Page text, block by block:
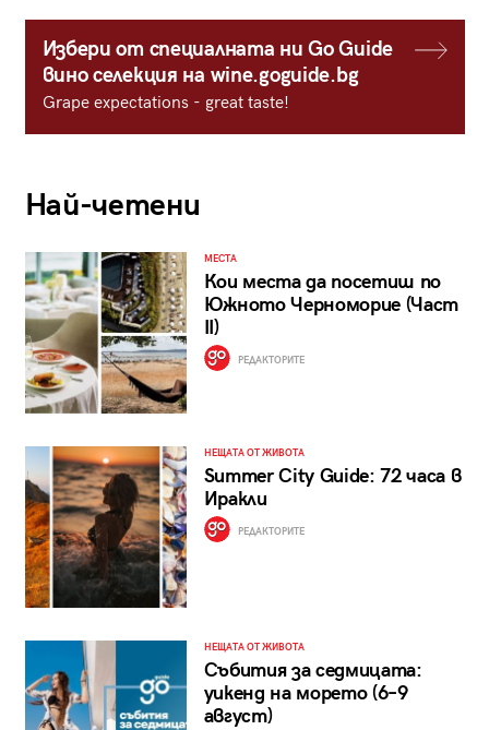
Избери от специалната ни Go Guide
вино селекция на wine.goguide.bg
Grape expectations - great taste!
Най-четени
МЕСТА
Кои места да посетиш по
Южното Черноморие (Част
II)
РЕДАКТОРИТЕ
НЕЩАТА ОТ ЖИВОТА
Summer City Guide: 72 часа в
Иракли
РЕДАКТОРИТЕ
НЕЩАТА ОТ ЖИВОТА
Събития за седмицата:
уикенд на морето (6–9
август)